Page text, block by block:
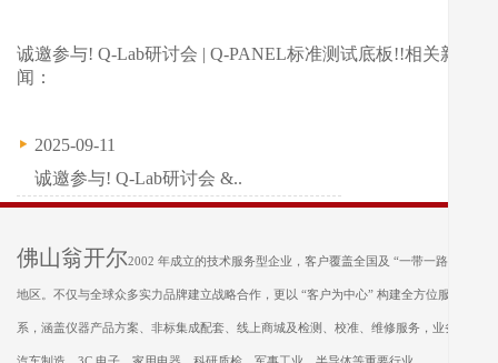
诚邀参与! Q-Lab研讨会 | Q-PANEL标准测试底板!!相关新
闻：
2025-09-11
诚邀参与! Q-Lab研讨会 &..
佛山翁开尔2002 年成立的技术服务型企业，客户覆盖全国及 “一带一路” 沿线
地区。不仅与全球众多实力品牌建立战略合作，更以 “客户为中心” 构建全方位服务体
系，涵盖仪器产品方案、非标集成配套、线上商城及检测、校准、维修服务，业务遍及